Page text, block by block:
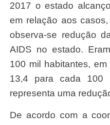
2017 o estado
em relação aos
observa-se redução
AIDS no estado.
100 mil habitantes,
13,4 para cada 100
representa uma
De acordo com a coordenadora das ISTs da